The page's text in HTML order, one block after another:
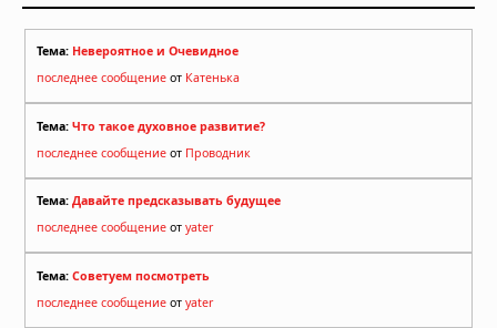
Тема: Невероятное и Очевидное
последнее сообщение от Катенька
Тема: Что такое духовное развитие?
последнее сообщение от Проводник
Тема: Давайте предсказывать будущее
последнее сообщение от yater
Тема: Советуем посмотреть
последнее сообщение от yater